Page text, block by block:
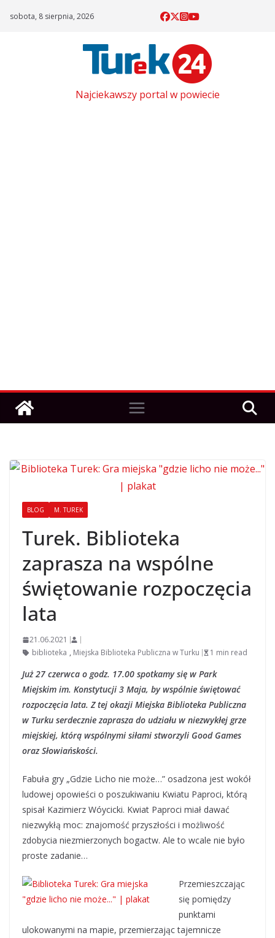
sobota, 8 sierpnia, 2026
Najciekawszy portal w powiecie
BLOG M. TUREK
Turek. Biblioteka
zaprasza na wspólne
świętowanie rozpoczęcia
lata
21.06.2021
biblioteka , Miejska Biblioteka Publiczna w Turku 1 min read
Już 27 czerwca o godz. 17.00 spotkamy się w Park
Miejskim im. Konstytucji 3 Maja, by wspólnie świętować
rozpoczęcia lata. Z tej okazji Miejska Biblioteka Publiczna
w Turku serdecznie zaprasza do udziału w niezwykłej grze
miejskiej, którą wspólnymi siłami stworzyli Good Games
oraz Słowiańskości.
Fabuła gry „Gdzie Licho nie może…” osadzona jest wokół
ludowej opowieści o poszukiwaniu Kwiatu Paproci, którą
spisał Kazimierz Wóycicki. Kwiat Paproci miał dawać
niezwykłą moc: znajomość przyszłości i możliwość
zdobycia niezmierzonych bogactw. Ale to wcale nie było
proste zadanie…
Przemieszczając
się pomiędzy
punktami
ulokowanymi na mapie, przemierzając tajemnicze